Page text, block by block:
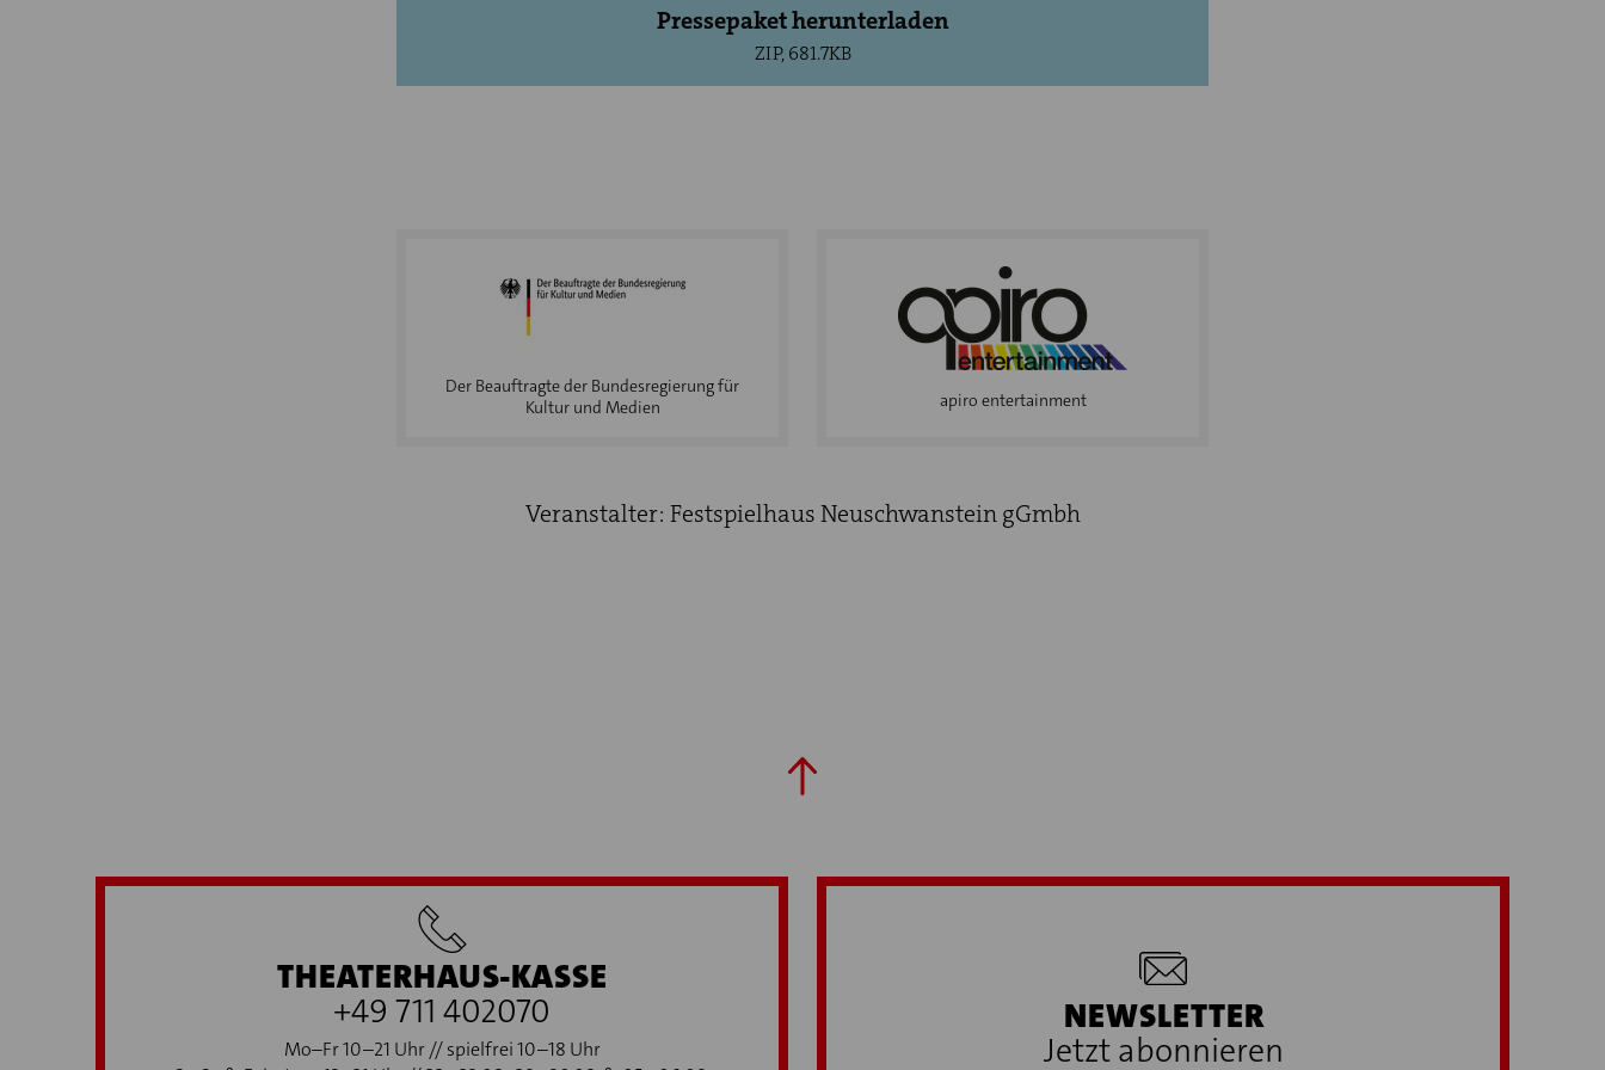
Pressepaket herunterladen
ZIP, 681.7KB
Der Beauftragte der Bundesregierung für
Kultur und Medien
apiro entertainment
Veranstalter: Festspielhaus Neuschwanstein gGmbh
THEATERHAUS-KASSE
+49 711 402070
Mo–Fr 10–21 Uhr // spielfrei 10–18 Uhr
NEWSLETTER
Jetzt abonnieren